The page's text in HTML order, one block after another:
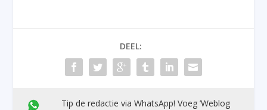
DEEL:
Tip de redactie via WhatsApp! Voeg ’Weblog